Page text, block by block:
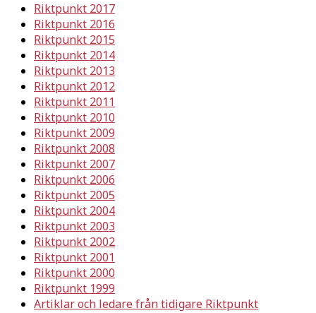
Riktpunkt 2017
Riktpunkt 2016
Riktpunkt 2015
Riktpunkt 2014
Riktpunkt 2013
Riktpunkt 2012
Riktpunkt 2011
Riktpunkt 2010
Riktpunkt 2009
Riktpunkt 2008
Riktpunkt 2007
Riktpunkt 2006
Riktpunkt 2005
Riktpunkt 2004
Riktpunkt 2003
Riktpunkt 2002
Riktpunkt 2001
Riktpunkt 2000
Riktpunkt 1999
Artiklar och ledare från tidigare Riktpunkt